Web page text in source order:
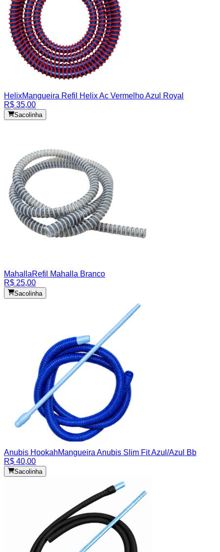
HelixMangueira Refil Helix Ac Vermelho Azul Royal
R$ 35,00
Sacolinha
MahallaRefil Mahalla Branco
R$ 25,00
Sacolinha
Anubis HookahMangueira Anubis Slim Fit Azul/Azul Bb
R$ 40,00
Sacolinha